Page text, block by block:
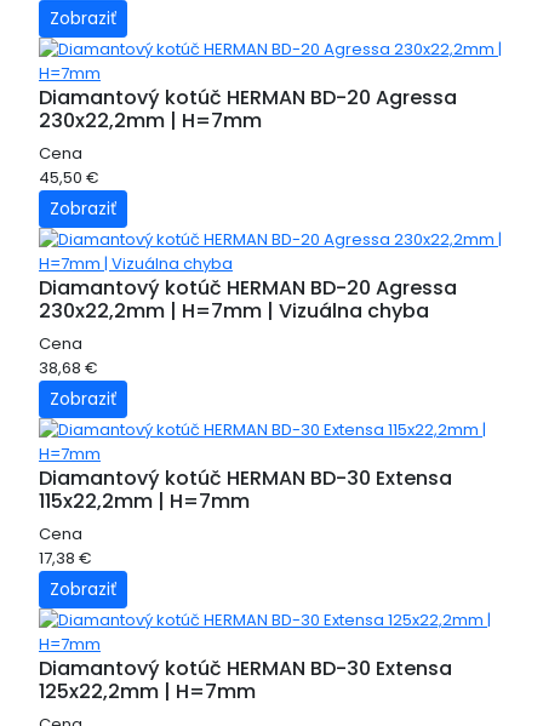
Zobraziť
Diamantový kotúč HERMAN BD-20 Agressa
230x22,2mm | H=7mm
Cena
45,50 €
Zobraziť
Diamantový kotúč HERMAN BD-20 Agressa
230x22,2mm | H=7mm | Vizuálna chyba
Cena
38,68 €
Zobraziť
Diamantový kotúč HERMAN BD-30 Extensa
115x22,2mm | H=7mm
Cena
17,38 €
Zobraziť
Diamantový kotúč HERMAN BD-30 Extensa
125x22,2mm | H=7mm